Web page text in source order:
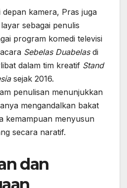
kamera, Pras juga
sebagai penulis
program komedi televisi
Sebelas Duabelasdi
dalam tim kreatif Stand
sejak 2016.
penulisan menunjukkan
mengandalkan bakat
kemampuan menyusun
secara naratif.
dan